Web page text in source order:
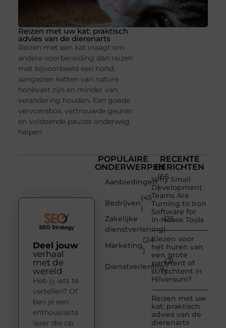
Reizen met uw kat: praktisch
advies van de dierenarts
Reizen met een kat vraagt om
andere voorbereiding dan reizen
met bijvoorbeeld een hond,
aangezien katten van nature
honkvast zijn en minder van
verandering houden. Een goede
vervoersbox, vertrouwde geuren
en voldoende pauzes onderweg
helpen
POPULAIRE
ONDERWERPEN
Aanbiedingen
(66
)
Bedrijven
(45
)
Zakelijke
dienstverlening
(25
)
Marketing
(24
)
Dienstverlening
(21
)
RECENTE
BERICHTEN
Why Small
Development
Teams Are
Turning to Iron
Software for
In-House Tools
Kiezen voor
het huren van
een grote
partytent of
stretchtent in
Hilversum?
Reizen met uw
kat: praktisch
advies van de
dierenarts
Deel jouw
verhaal
met de
wereld
Heb jij iets te
vertellen? Of
ben je een
enthousiaste
lezer die op